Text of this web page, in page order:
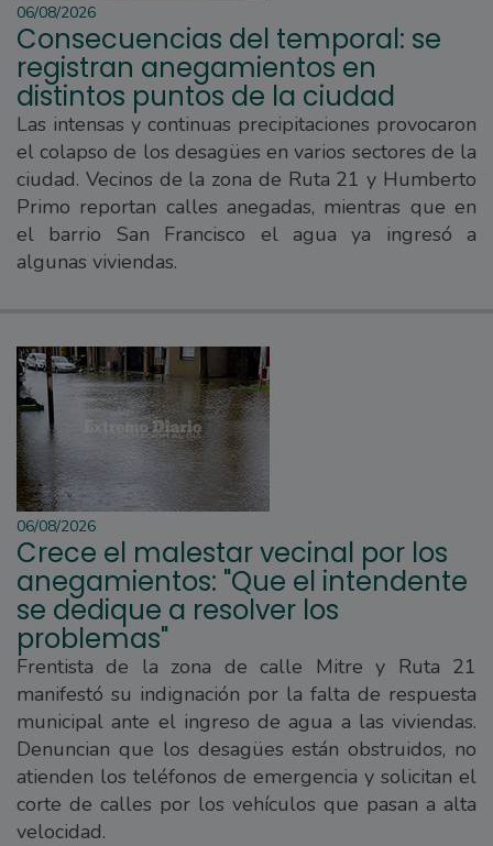
06/08/2026
Consecuencias del temporal: se
registran anegamientos en
distintos puntos de la ciudad
Las intensas y continuas precipitaciones provocaron
el colapso de los desagües en varios sectores de la
ciudad. Vecinos de la zona de Ruta 21 y Humberto
Primo reportan calles anegadas, mientras que en
el barrio San Francisco el agua ya ingresó a
algunas viviendas.
06/08/2026
Crece el malestar vecinal por los
anegamientos: "Que el intendente
se dedique a resolver los
problemas"
Frentista de la zona de calle Mitre y Ruta 21
manifestó su indignación por la falta de respuesta
municipal ante el ingreso de agua a las viviendas.
Denuncian que los desagües están obstruidos, no
atienden los teléfonos de emergencia y solicitan el
corte de calles por los vehículos que pasan a alta
velocidad.